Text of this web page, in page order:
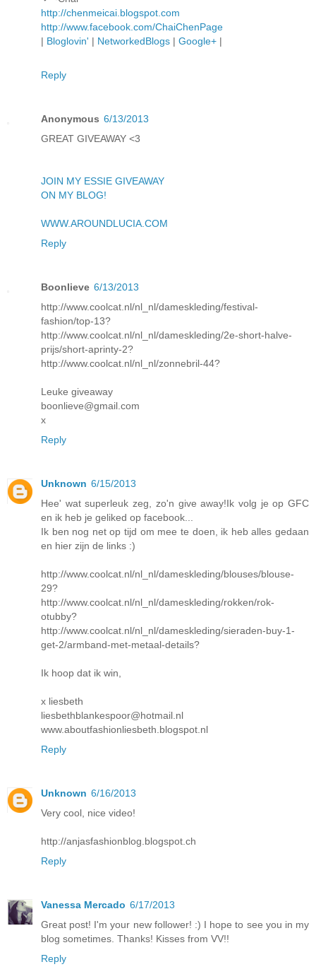
http://chenmeicai.blogspot.com
http://www.facebook.com/ChaiChenPage
| Bloglovin' | NetworkedBlogs | Google+ |
Reply
Anonymous 6/13/2013
GREAT GIVEAWAY <3
JOIN MY ESSIE GIVEAWAY
ON MY BLOG!
WWW.AROUNDLUCIA.COM
Reply
Boonlieve 6/13/2013
http://www.coolcat.nl/nl_nl/dameskleding/festival-
fashion/top-13?
http://www.coolcat.nl/nl_nl/dameskleding/2e-short-halve-
prijs/short-aprinty-2?
http://www.coolcat.nl/nl_nl/zonnebril-44?
Leuke giveaway
boonlieve@gmail.com
x
Reply
Unknown 6/15/2013
Hee' wat superleuk zeg, zo'n give away!Ik volg je op GFC
en ik heb je geliked op facebook...
Ik ben nog net op tijd om mee te doen, ik heb alles gedaan
en hier zijn de links :)
http://www.coolcat.nl/nl_nl/dameskleding/blouses/blouse-
29?
http://www.coolcat.nl/nl_nl/dameskleding/rokken/rok-
otubby?
http://www.coolcat.nl/nl_nl/dameskleding/sieraden-buy-1-
get-2/armband-met-metaal-details?
Ik hoop dat ik win,
x liesbeth
liesbethblankespoor@hotmail.nl
www.aboutfashionliesbeth.blogspot.nl
Reply
Unknown 6/16/2013
Very cool, nice video!
http://anjasfashionblog.blogspot.ch
Reply
Vanessa Mercado 6/17/2013
Great post! I'm your new follower! :) I hope to see you in my
blog sometimes. Thanks! Kisses from VV!!
Reply